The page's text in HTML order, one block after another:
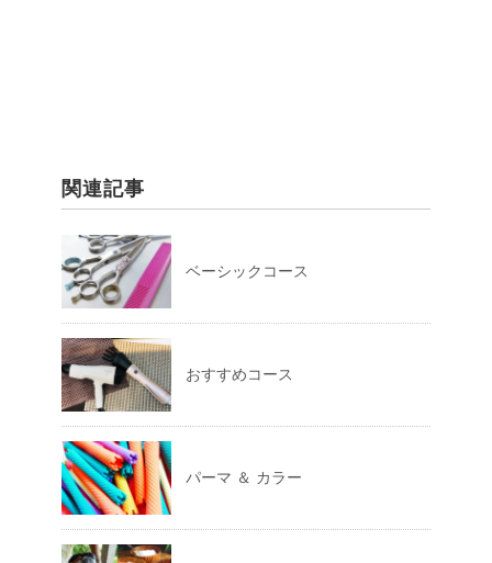
関連記事
ベーシックコース
おすすめコース
パーマ ＆ カラー